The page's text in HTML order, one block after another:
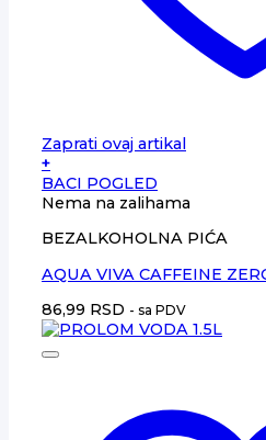
Zaprati ovaj artikal
+
BACI POGLED
Nema na zalihama
BEZALKOHOLNA PIĆA
AQUA VIVA CAFFEINE
86,99 RSD - sa PDV